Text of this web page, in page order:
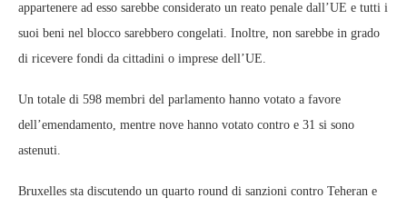
appartenere ad esso sarebbe considerato un reato penale dall’UE e tutti i
suoi beni nel blocco sarebbero congelati. Inoltre, non sarebbe in grado
di ricevere fondi da cittadini o imprese dell’UE.
Un totale di 598 membri del parlamento hanno votato a favore
dell’emendamento, mentre nove hanno votato contro e 31 si sono
astenuti.
Bruxelles sta discutendo un quarto round di sanzioni contro Teheran e